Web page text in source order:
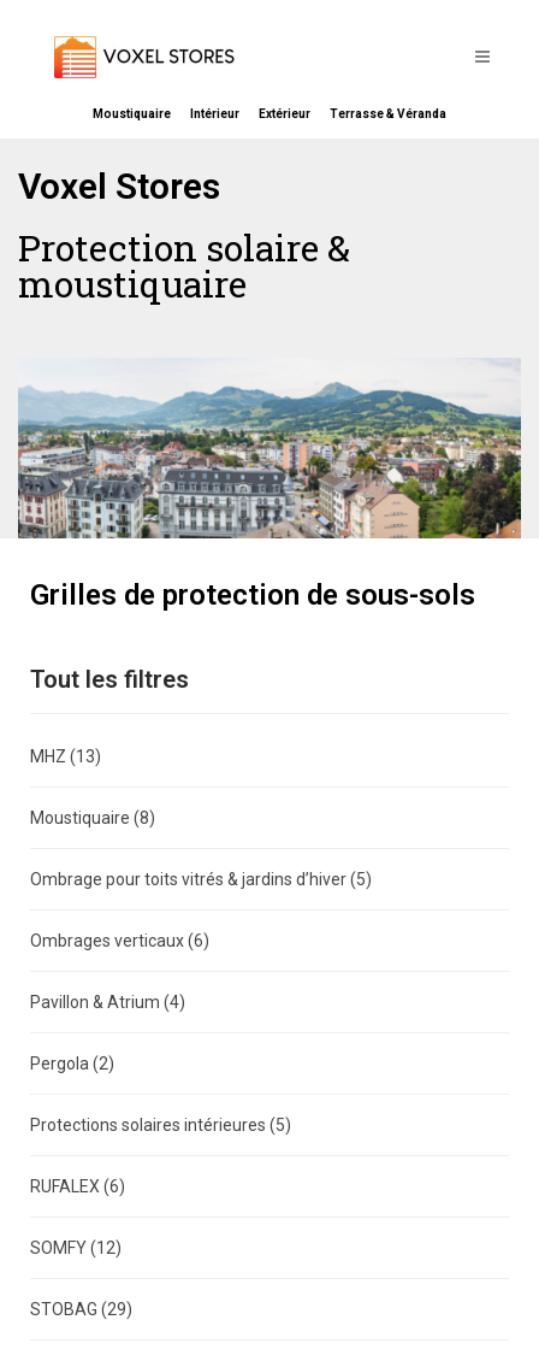
Moustiquaire Intérieur Extérieur Terrasse & Véranda
Voxel Stores
Protection solaire &
moustiquaire
Grilles de protection de sous-sols
Tout les filtres
MHZ (13)
Moustiquaire (8)
Ombrage pour toits vitrés & jardins d’hiver(5)
Ombrages verticaux(6)
Pavillon & Atrium (4)
Pergola (2)
Protections solaires intérieures (5)
RUFALEX (6)
SOMFY(12)
STOBAG (29)